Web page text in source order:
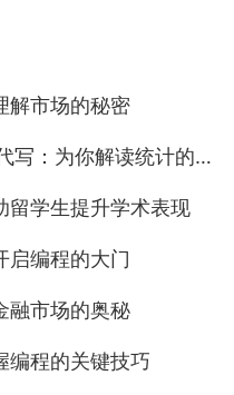
解市场的秘密
为你解读统计的奥秘
留学生提升学术表现
启编程的大门
融市场的奥秘
编程的关键技巧